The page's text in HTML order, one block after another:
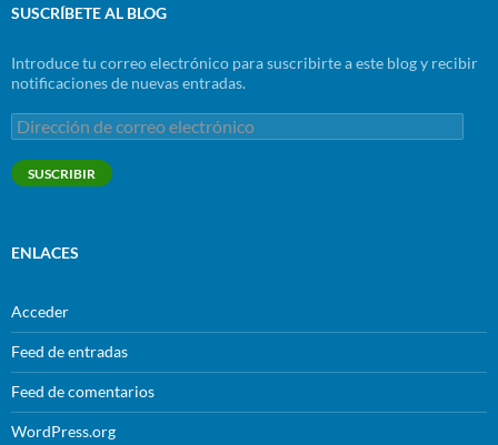
SUSCRÍBETE AL BLOG
Introduce tu correo electrónico para suscribirte a este blog y recibir
notificaciones de nuevas entradas.
Dirección
de
correo
electrónico
SUSCRIBIR
ENLACES
Acceder
Feed de entradas
Feed de comentarios
WordPress.org